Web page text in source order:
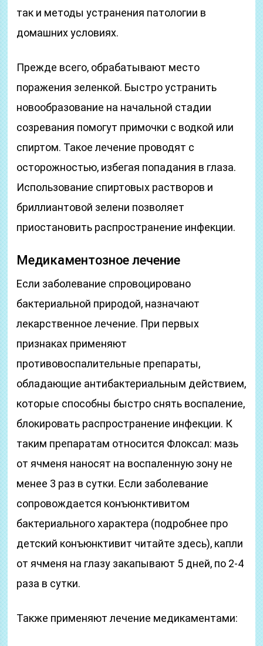
так и методы устранения патологии в
домашних условиях.
Прежде всего, обрабатывают место
поражения зеленкой. Быстро устранить
новообразование на начальной стадии
созревания помогут примочки с водкой или
спиртом. Такое лечение проводят с
осторожностью, избегая попадания в глаза.
Использование спиртовых растворов и
бриллиантовой зелени позволяет
приостановить распространение инфекции.
Медикаментозное лечение
Если заболевание спровоцировано
бактериальной природой, назначают
лекарственное лечение. При первых
признаках применяют
противовоспалительные препараты,
обладающие антибактериальным действием,
которые способны быстро снять воспаление,
блокировать распространение инфекции. К
таким препаратам относится Флоксал: мазь
от ячменя наносят на воспаленную зону не
менее 3 раз в сутки. Если заболевание
сопровождается конъюнктивитом
бактериального характера (подробнее про
детский конъюнктивит читайте здесь), капли
от ячменя на глазу закапывают 5 дней, по 2-4
раза в сутки.
Также применяют лечение медикаментами: